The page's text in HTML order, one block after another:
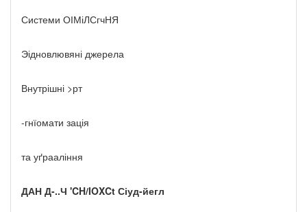
Системи ОІМіЛСгчНЯ
Эідновлювяні джерела
Внутрішні >рт
-гнїомати зація
та уґрааління
ДАН Д-..Ч 'CH/IOXCt Сіуд-йегл